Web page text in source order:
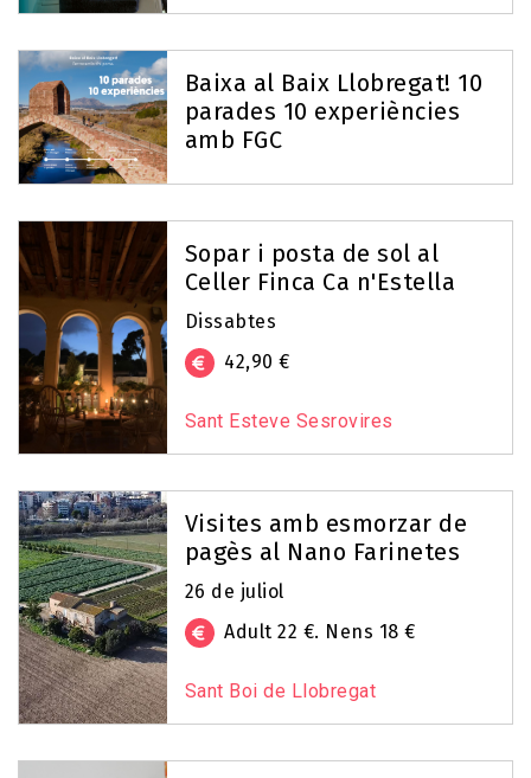
Baixa al Baix Llobregat! 10
parades 10 experiències
amb FGC
Sopar i posta de sol al
Celler Finca Ca n'Estella
Dissabtes
42,90 €
Sant Esteve Sesrovires
Visites amb esmorzar de
pagès al Nano Farinetes
26 de juliol
Adult 22 €. Nens 18 €
Sant Boi de Llobregat